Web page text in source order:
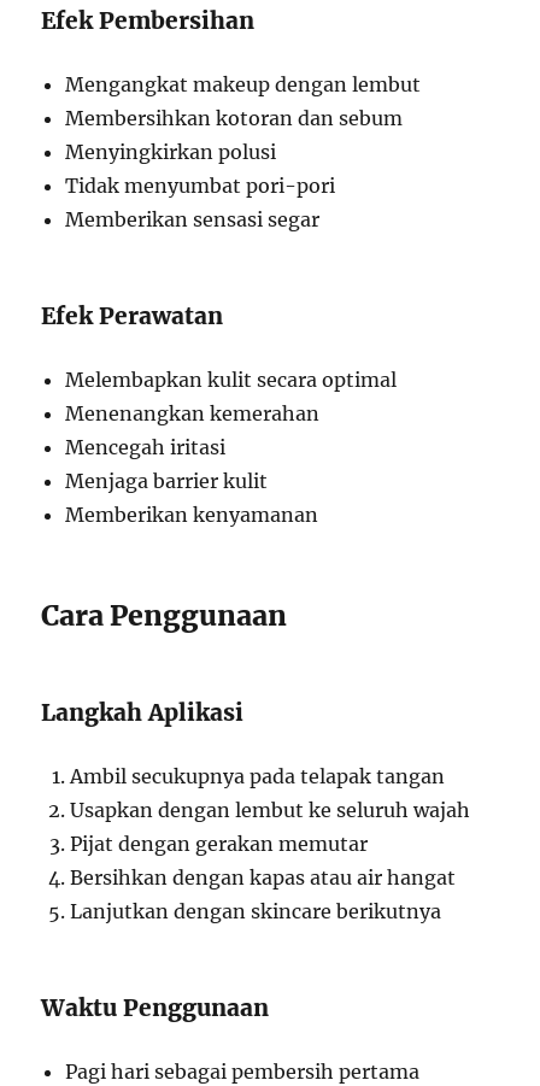
Efek Pembersihan
Mengangkat makeup dengan lembut
Membersihkan kotoran dan sebum
Menyingkirkan polusi
Tidak menyumbat pori-pori
Memberikan sensasi segar
Efek Perawatan
Melembapkan kulit secara optimal
Menenangkan kemerahan
Mencegah iritasi
Menjaga barrier kulit
Memberikan kenyamanan
Cara Penggunaan
Langkah Aplikasi
Ambil secukupnya pada telapak tangan
Usapkan dengan lembut ke seluruh wajah
Pijat dengan gerakan memutar
Bersihkan dengan kapas atau air hangat
Lanjutkan dengan skincare berikutnya
Waktu Penggunaan
Pagi hari sebagai pembersih pertama